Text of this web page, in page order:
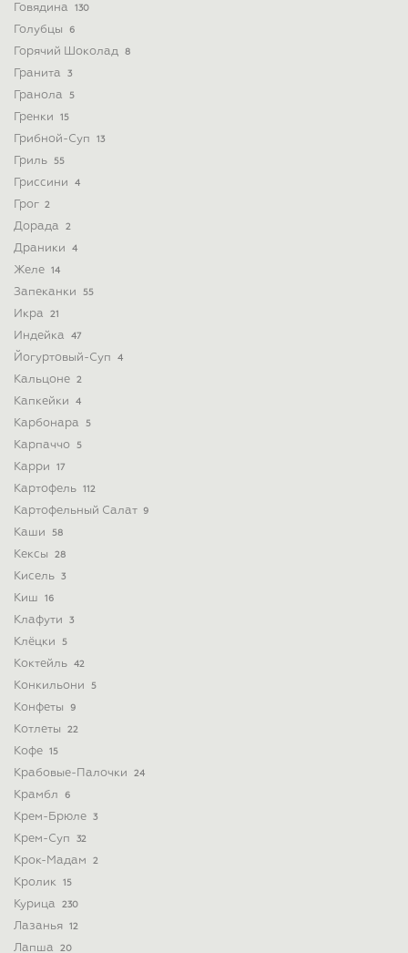
Говядина 130
Голубцы 6
Горячий Шоколад 8
Гранита 3
Гранола 5
Гренки 15
Грибной-Суп 13
Гриль 55
Гриссини 4
Грог 2
Дорада 2
Драники 4
Желе 14
Запеканки 55
Икра 21
Индейка 47
Йогуртовый-Суп 4
Кальцоне 2
Капкейки 4
Карбонара 5
Карпаччо 5
Карри 17
Картофель 112
Картофельный Салат 9
Каши 58
Кексы 28
Кисель 3
Киш 16
Клафути 3
Клёцки 5
Коктейль 42
Конкильони 5
Конфеты 9
Котлеты 22
Кофе 15
Крабовые-Палочки 24
Крамбл 6
Крем-Брюле 3
Крем-Суп 32
Крок-Мадам 2
Кролик 15
Курица 230
Лазанья 12
Лапша 20